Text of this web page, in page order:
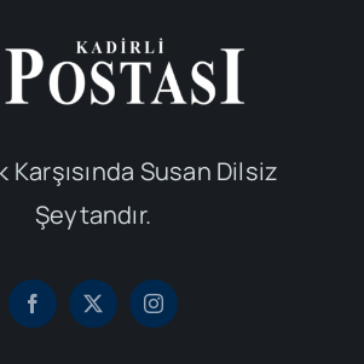
Karşısında Susan Dilsiz
Şeytandır.